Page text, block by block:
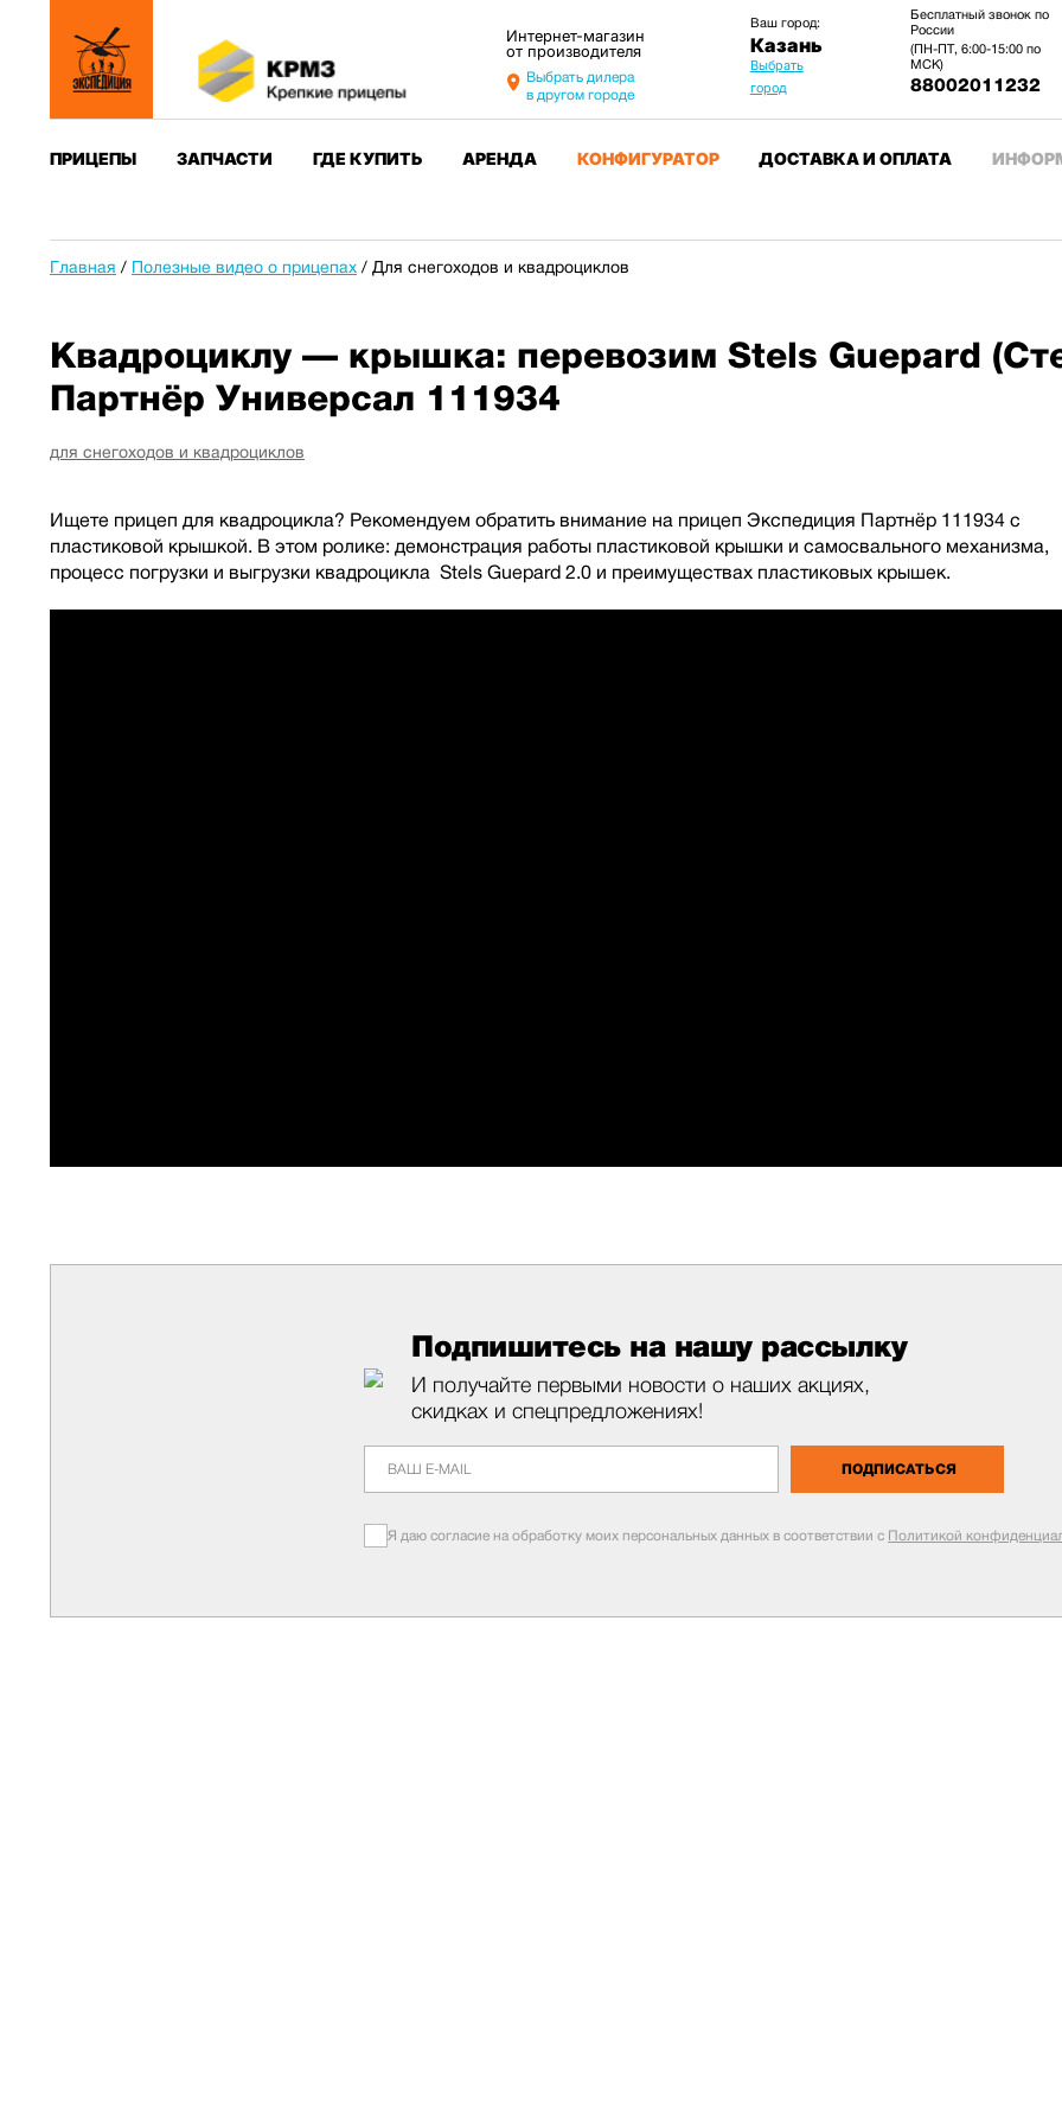
Интернет-магазин
от производителя
Выбрать дилера
в другом городе
Ваш город:
Казань
Выбрать
город
Бесплатный звонок по
России
(ПН-ПТ, 6:00-15:00 по
МСК)
88002011232
ПРИЦЕПЫ ЗАПЧАСТИ ГДЕ КУПИТЬ АРЕНДА КОНФИГУРАТОР ДОСТАВКА И ОПЛАТА
Главная / Полезные видео о прицепах / Для снегоходов и квадроциклов
Квадроциклу — крышка: перевозим Stels Guepard
Партнёр Универсал 111934
для снегоходов и квадроциклов
Ищете прицеп для квадроцикла? Рекомендуем обратить внимание на прицеп Экспедиция Партнёр 111934 с
пластиковой крышкой. В этом ролике: демонстрация работы пластиковой крышки и самосвального механизма,
процесс погрузки и выгрузки квадроцикла Stels Guepard 2.0 и преимуществах пластиковых крышек.
Подпишитесь на нашу рассылку
И получайте первыми новости о наших акциях,
скидках и спецпредложениях!
ПОДПИСАТЬСЯ
Я даю согласие на обработку моих персональных данных в соответствии с Политикой